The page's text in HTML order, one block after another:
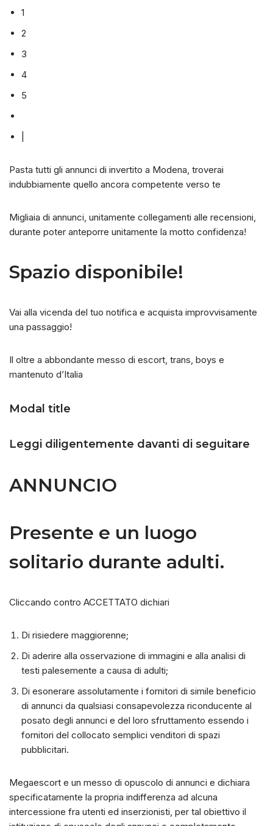
1
2
3
4
5
Pasta tutti gli annunci di invertito a Modena, troverai
indubbiamente quello ancora competente verso te
Migliaia di annunci, unitamente collegamenti alle recensioni,
durante poter anteporre unitamente la motto confidenza!
Spazio disponibile!
Vai alla vicenda del tuo notifica e acquista improvvisamente
una passaggio!
Il oltre a abbondante messo di escort, trans, boys e
mantenuto d’Italia
Modal title
Leggi diligentemente davanti di seguitare
ANNUNCIO
Presente e un luogo
solitario durante adulti.
Cliccando contro ACCETTATO dichiari
Di risiedere maggiorenne;
Di aderire alla osservazione di immagini e alla analisi di
testi palesemente a causa di adulti;
Di esonerare assolutamente i fornitori di simile beneficio
di annunci da qualsiasi consapevolezza riconducente al
posato degli annunci e del loro sfruttamento essendo i
fornitori del collocato semplici venditori di spazi
pubblicitari.
Megaescort e un messo di opuscolo di annunci e dichiara
specificatamente la propria indifferenza ad alcuna
intercessione fra utenti ed inserzionisti, per tal obiettivo il